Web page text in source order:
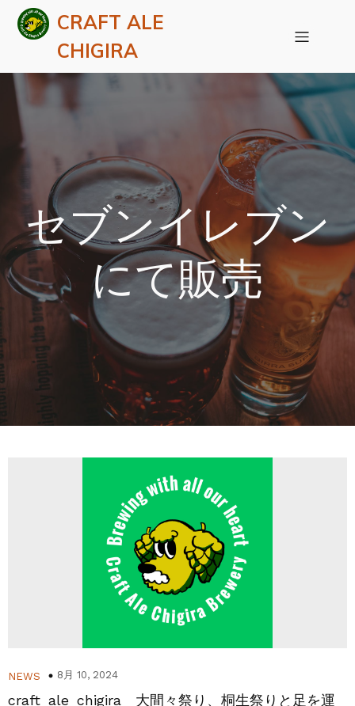
CRAFT ALE
CHIGIRA
セブンイレブン
にて販売
NEWS 8月 10, 2024
craft_ale_chigira 大間々祭り、桐生祭りと足を運